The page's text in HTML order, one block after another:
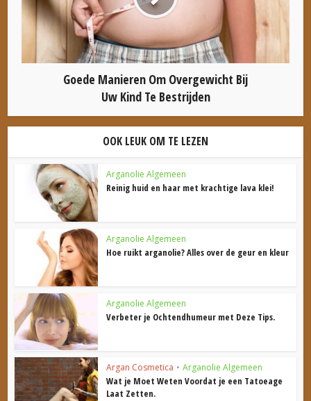
Goede Manieren Om Overgewicht Bij
Uw Kind Te Bestrijden
OOK LEUK OM TE LEZEN
Arganolie Algemeen
Reinig huid en haar met krachtige lava klei!
Arganolie Algemeen
Hoe ruikt arganolie? Alles over de geur en kleur
Arganolie Algemeen
Verbeter je Ochtendhumeur met Deze Tips.
Argan Cosmetica • Arganolie Algemeen
Wat je Moet Weten Voordat je een Tatoeage
Laat Zetten.